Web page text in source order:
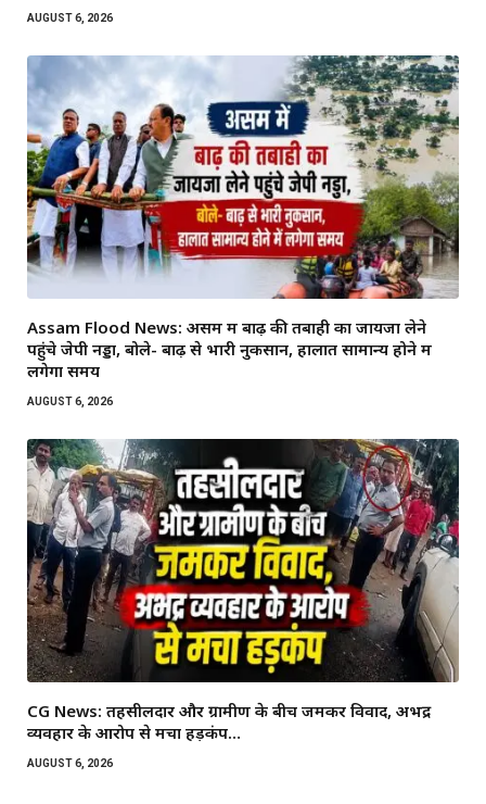
AUGUST 6, 2026
Assam Flood News: असम में बाढ़ की तबाही का जायजा लेने
पहुंचे जेपी नड्डा, बोले- बाढ़ से भारी नुकसान, हालात सामान्य होने में
लगेगा समय
AUGUST 6, 2026
CG News: तहसीलदार और ग्रामीण के बीच जमकर विवाद, अभद्र
व्यवहार के आरोप से मचा हड़कंप…
AUGUST 6, 2026